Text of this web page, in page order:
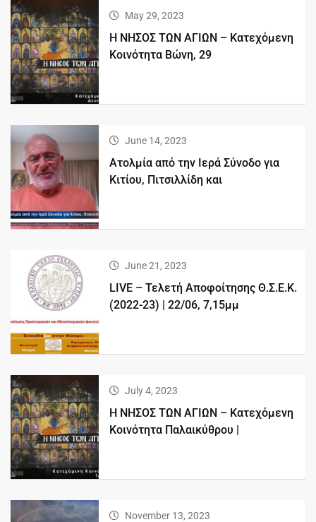
May 29, 2023
Η ΝΗΣΟΣ ΤΩΝ ΑΓΙΩΝ – Kατεχόμενη
Κοινότητα Βώνη, 29
June 14, 2023
Ατολμία από την Ιερά Σύνοδο για
Κιτίου, Πιτσιλλίδη και
June 21, 2023
LIVE – Τελετή Αποφοίτησης Θ.Σ.Ε.Κ.
(2022-23) | 22/06, 7,15μμ
July 4, 2023
Η ΝΗΣΟΣ ΤΩΝ ΑΓΙΩΝ – Kατεχόμενη
Κοινότητα Παλαικύθρου |
November 13, 2023